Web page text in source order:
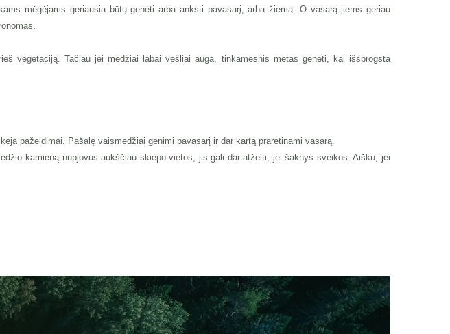
mėgėjams geriausia būtų genėti arba anksti pavasarį, arba žiemą. O vasarą jiems geriau
vegetaciją. Tačiau jei medžiai labai vešliai auga, tinkamesnis metas genėti, kai išsprogsta
pažeidimai. Pašalę vaismedžiai genimi pavasarį ir dar kartą praretinami vasarą.
kamieną nupjovus aukščiau skiepo vietos, jis gali dar atželti, jei šaknys sveikos. Aišku, jei